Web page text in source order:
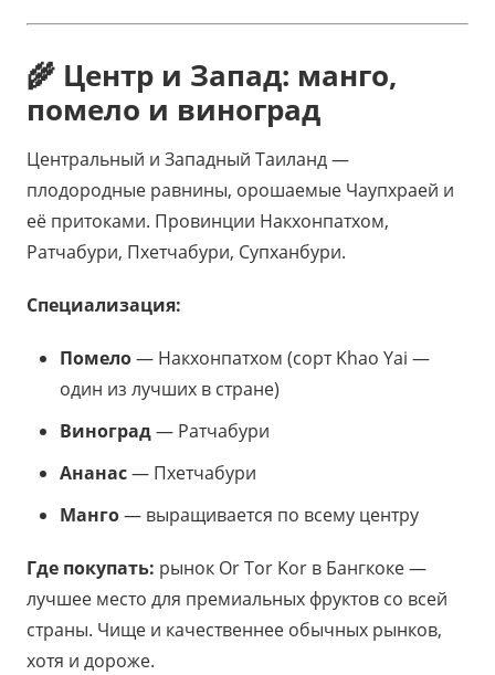
🌾 Центр и Запад: манго,
помело и виноград
Центральный и Западный Таиланд —
плодородные равнины, орошаемые Чаупхраей и
её притоками. Провинции Накхонпатхом,
Ратчабури, Пхетчабури, Супханбури.
Специализация:
Помело— Накхонпатхом (сорт Khao Yai —
один из лучших в стране)
Виноград— Ратчабури
Ананас— Пхетчабури
Манго— выращивается по всему центру
Где покупать: рынок Or Tor Kor в Бангкоке —
лучшее место для премиальных фруктов со всей
страны. Чище и качественнее обычных рынков,
хотя и дороже.